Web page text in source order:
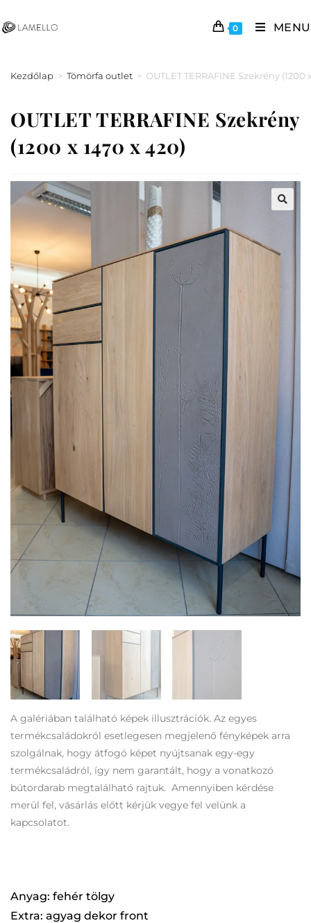
0 MENU
Kezdőlap > Tömörfa outlet > OUTLET TERRAFINE Szekrény (1200
OUTLET TERRAFINE Szekrény
(1200 x 1470 x 420)
A galériában található képek illusztrációk. Az egyes
termékcsaládokról esetlegesen megjelenő fényképek arra
szolgálnak, hogy átfogó képet nyújtsanak egy-egy
termékcsaládról, így nem garantált, hogy a vonatkozó
bútordarab megtalálható rajtuk. Amennyiben kérdése
merül fel, vásárlás előtt kérjük vegye fel velünk a
kapcsolatot.
Anyag: fehér tölgy
Extra: agyag dekor front